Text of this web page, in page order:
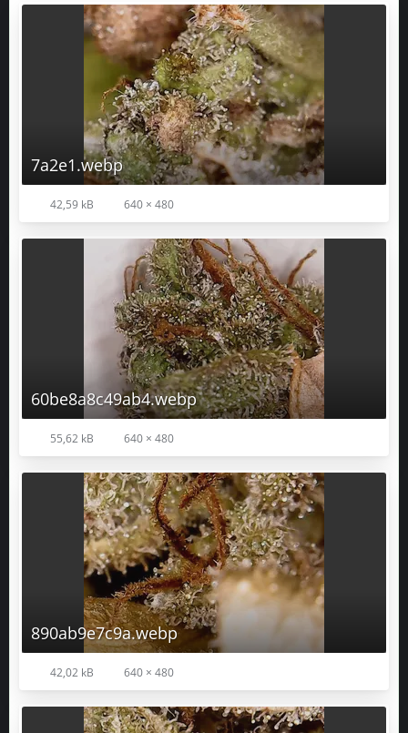
7a2e1.webp
42,59 kB 640 × 480
60be8a8c49ab4.webp
55,62 kB 640 × 480
890ab9e7c9a.webp
42,02 kB 640 × 480